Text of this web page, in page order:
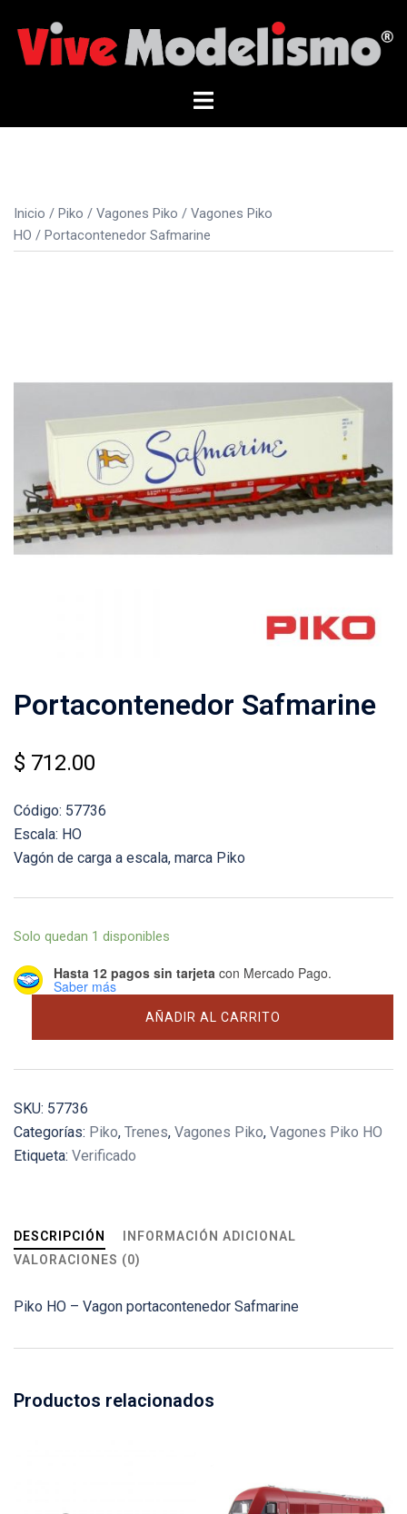
contenido
Alternar
Inicio / Piko / Vagones Piko / Vagones Piko
HO / Portacontenedor Safmarine
Portacontenedor Safmarine
$ 712.00
Código: 57736
Escala: HO
Vagón de carga a escala, marca Piko
Solo quedan 1 disponibles
Hasta 12 pagos sin tarjeta con Mercado Pago.
Saber más
AÑADIR AL CARRITO
SKU: 57736
Categorías: Piko, Trenes, Vagones Piko, Vagones Piko HO
Etiqueta: Verificado
DESCRIPCIÓN
INFORMACIÓN ADICIONAL
VALORACIONES (0)
Piko HO – Vagon portacontenedor Safmarine
Productos relacionados